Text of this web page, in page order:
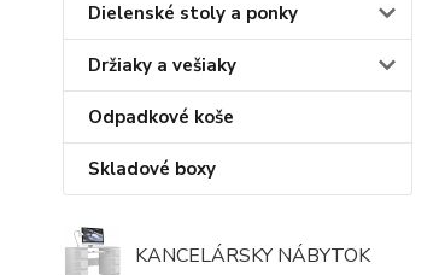
Dielenské stoly a ponky
Držiaky a vešiaky
Odpadkové koše
Skladové boxy
KANCELÁRSKY NÁBYTOK